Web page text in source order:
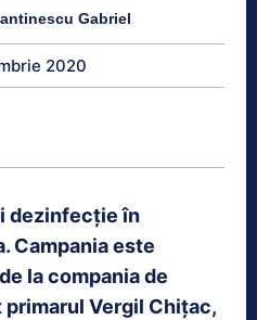
Gabriel
2020
dezinfecție în
Campania este
la compania de
Vergil Chițac,